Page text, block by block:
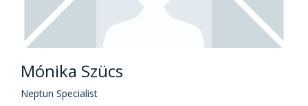
Mónika Szücs
Neptun Specialist